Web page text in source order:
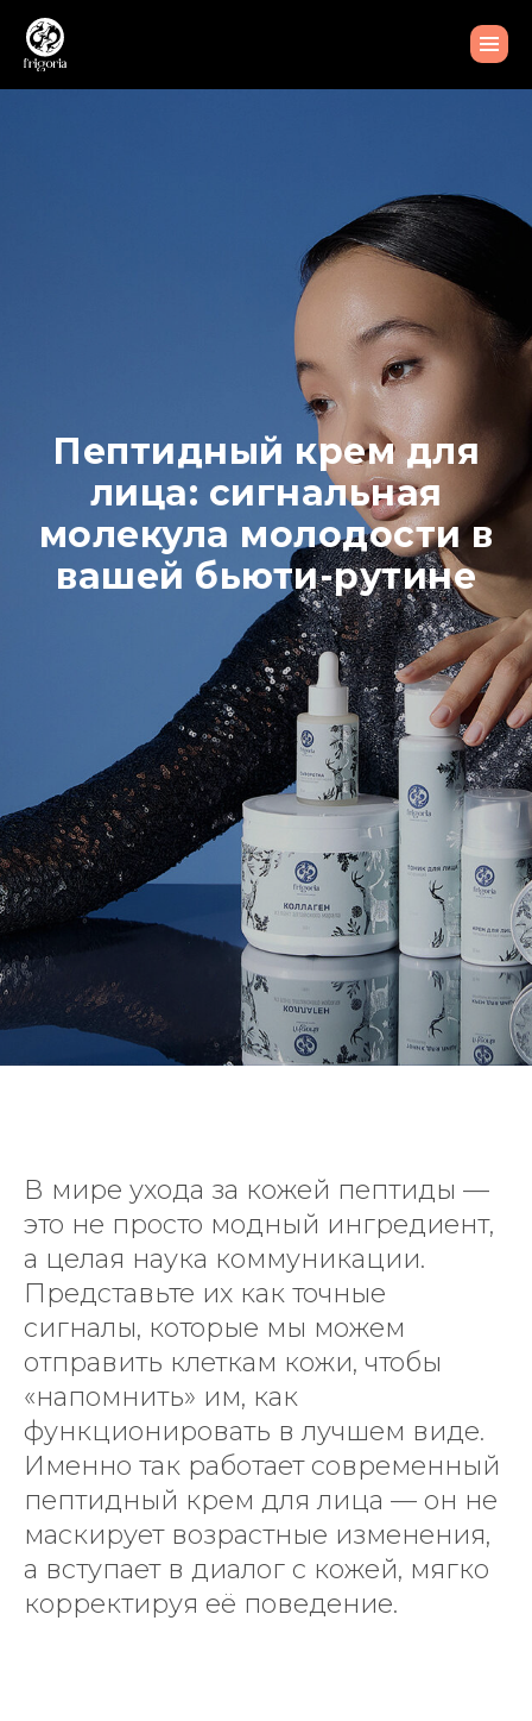
Пептидный крем для
лица: сигнальная
молекула молодости в
вашей бьюти-рутине
В мире ухода за кожей пептиды —
это не просто модный ингредиент,
а целая наука коммуникации.
Представьте их как точные
сигналы, которые мы можем
отправить клеткам кожи, чтобы
«напомнить» им, как
функционировать в лучшем виде.
Именно так работает современный
пептидный крем для лица — он не
маскирует возрастные изменения,
а вступает в диалог с кожей, мягко
корректируя её поведение.